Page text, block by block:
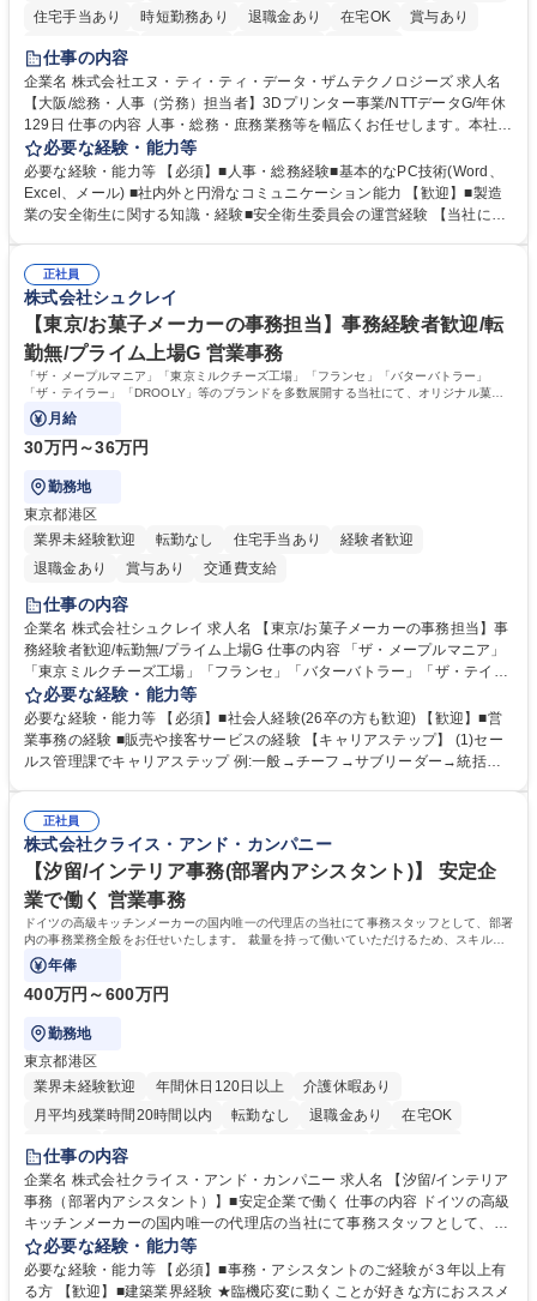
住宅手当あり
時短勤務あり 退職金あり 在宅OK
賞与あり
完全週休2日制
仕事の内容
企業名 株式会社エヌ・ティ・ティ・データ・ザムテクノロジーズ 求人名
【大阪/総務・人事（労務）担当者】3Dプリンター事業/NTTデータG/年休
129日 仕事の内容 人事・総務・庶務業務等を幅広くお任せします。本社コ
ーポレート部門と連携しながら、決められた業務だけではなく、社員や現
場を支えるバックオフィス担当として状況に応じて柔軟に対応いただくこ
とを期待します。 【詳細】■入退社手続き、社員情報管理■入社時オリエ
ンテーションの実施■勤怠・各種申請内容の確認■採用業務のサポート■来
生に関する業務等■健康診断、産業医面談、休職・復職手続き等の労務サ
ポート■社内ルールの運用・各種社内案内■その他、拠点運営に関わる管理
部門業務 募集職種 【大阪/総務・人事（労務）担当者】3Dプリンター事
業/NTTデータG/年休129日
必要な経験・能力等
必要な経験・能力等 【必須】■人事・総務経験■基本的なPC技術(Word、
Excel、メール) ■社内外と円滑なコミュニケーション能力 【歓迎】■製造
業の安全衛生に関する知識・経験■安全衛生委員会の運営経験 【当社につ
アが磨けます。 ◎NTTデータグループであり福利厚生は充実しているとと
もに、働き方改革も推進しています。 学歴・資格 学歴：大学院 大学 高専
短大 専修学校 語学力： 資格：
正社員
株式会社シュクレイ
【東京/お菓子メーカーの事務担当】事務経験者歓迎/転
勤無/プライム上場G 営業事務
「ザ・メープルマニア」「東京ミルクチーズ工場」「フランセ」「バターバトラー」
「ザ・テイラー」「DROOLY」等のブランドを多数展開する当社にて、オリジナル菓子
ブランド商品の事務業務をお任せいたします。
月給
30万円～36万円
勤務地
東京都港区
業界未経験歓迎
転勤なし 住宅手当あり
経験者歓迎
退職金あり
賞与あり 交通費支給
仕事の内容
企業名 株式会社シュクレイ 求人名 【東京/お菓子メーカーの事務担当】事
務経験者歓迎/転勤無/プライム上場G 仕事の内容 「ザ・メープルマニア」
「東京ミルクチーズ工場」「フランセ」「バターバトラー」「ザ・テイラ
ー」「DROOLY」等のブランドを多数展開する当社にて、オリジナル菓子
ブランド商品の事務業務をお任せいたします。 【具体的な業務内容】 ■店
舗からの発注受付/PC入力業務 ■受電対応(社内/社外) ■商品のマスター登
録 ■日々の売上抽出・報告 ■提携企業への書類送付業務 ■契約書管理業務
必要な経験・能力等
必要な経験・能力等 【必須】■社会人経験(26卒の方も歓迎) 【歓迎】■営
業事務の経験 ■販売や接客サービスの経験 【キャリアステップ】 (1)セー
ルス管理課でキャリアステップ 例:一般→チーフ→サブリーダー→統括リ
や個別面談を通してご自身のキャリアと向き合っていただき、会社として
もバックアップしていきます。 学歴・資格 学歴：大学院 大学 高専 短大
専修学校 高校 語学力： 資格：
正社員
株式会社クライス・アンド・カンパニー
【汐留/インテリア事務(部署内アシスタント)】 安定企
業で働く 営業事務
ドイツの高級キッチンメーカーの国内唯一の代理店の当社にて事務スタッフとして、部署
内の事務業務全般をお任せいたします。 裁量を持って働いていただけるため、スキルア
ップも可能です。
年俸
400万円～600万円
勤務地
東京都港区
業界未経験歓迎
年間休日120日以上
介護休暇あり
月平均残業時間20時間以内
転勤なし 退職金あり
在宅OK
育休あり
完全週休2日制
駅近5分以内
土日祝休み
仕事の内容
企業名 株式会社クライス・アンド・カンパニー 求人名 【汐留/インテリア
事務（部署内アシスタント）】■安定企業で働く 仕事の内容 ドイツの高級
キッチンメーカーの国内唯一の代理店の当社にて事務スタッフとして、部
署内の事務業務全般をお任せいたします。 裁量を持って働いていただける
ため、スキルアップも可能です。 【部署内の事務業務全般】 ■サンプルの
仕分け・整理 ■電話応対 ■書類作成（会議資料、お客様宛請求書、支払書
必要な経験・能力等
必要な経験・能力等 【必須】■事務・アシスタントのご経験が３年以上有
る方 【歓迎】■建築業界経験 ★臨機応変に動くことが好きな方におススメ